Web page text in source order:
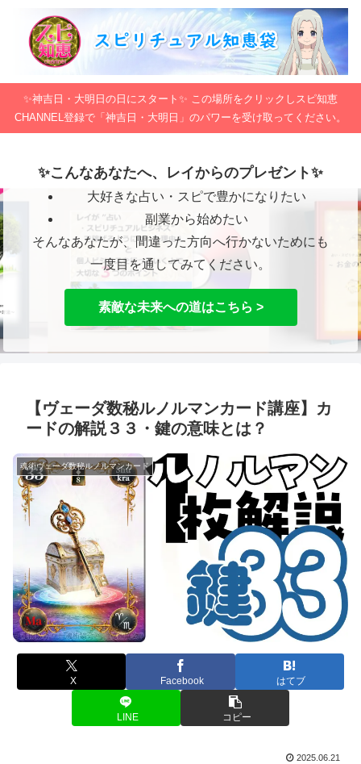
✨神吉日・大明日の日にスタート✨ この場所をクリックしスピ知恵
CHANNEL登録で「神吉日・大明日」のパワーを受け取ってください。
✨こんなあなたへ、レイからのプレゼント✨
大好きな占い・スピで豊かになりたい
副業から始めたい
そんなあなたが、間違った方向へ行かないためにも
一度目を通してみてください。
素敵な未来への道はこちら >
【ヴェーダ数秘ルノルマンカード講座】カ
ードの解説３３・鍵の意味とは？
魂術ヴェーダ数秘ルノルマンカード
X Facebook はてブ
LINE コピー
2025.06.21